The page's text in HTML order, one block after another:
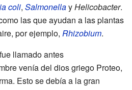
coli, SalmonellayHelicobacter.
las que ayudan a las plantas
por ejemplo, Rhizobium.
llamado antes
venía del dios griego Proteo,
Esto se debía a la gran